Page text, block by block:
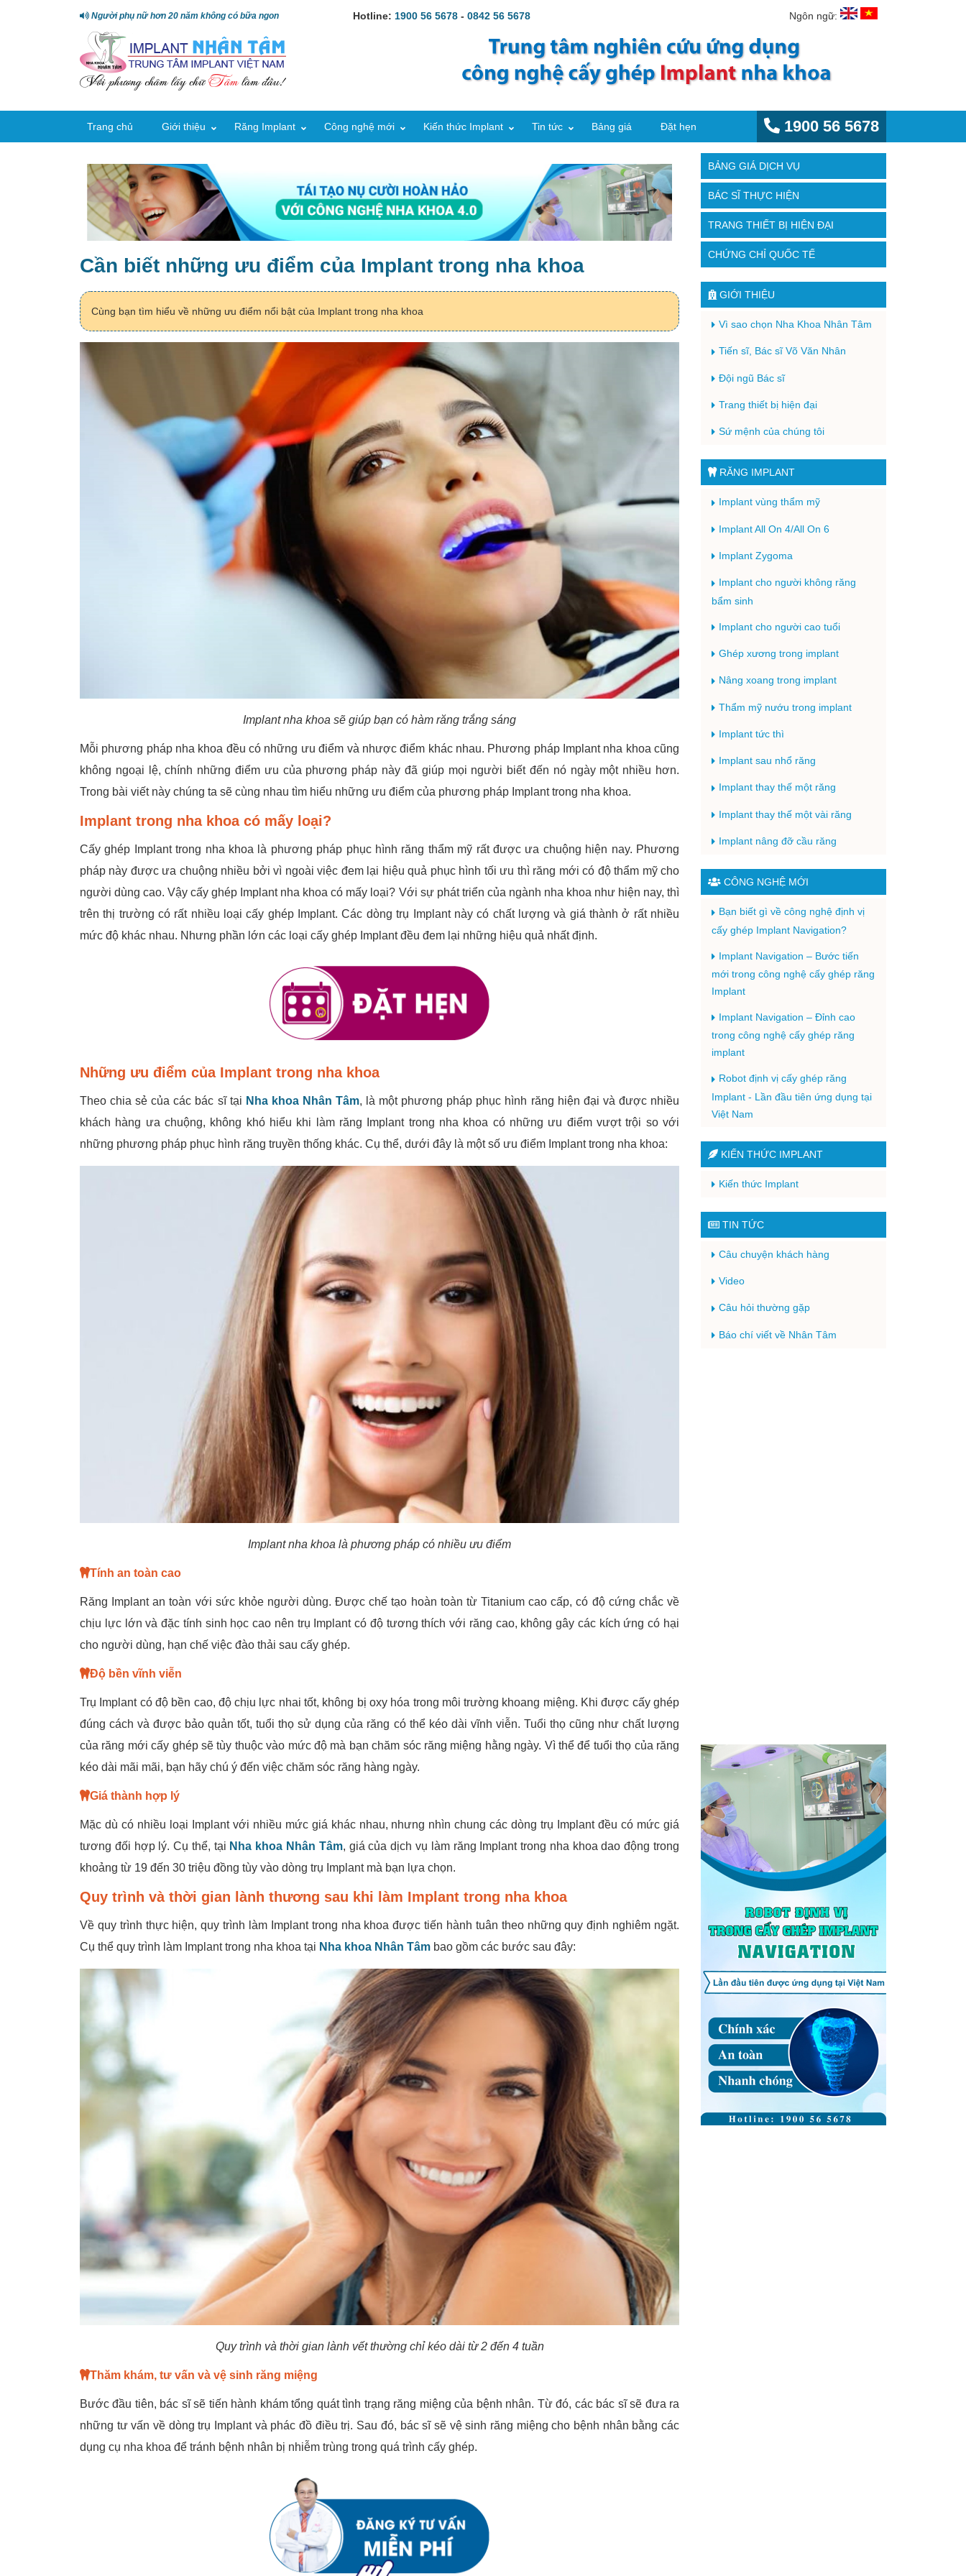
Người phụ nữ hơn 20 năm không có bữa ngon Hotline: 1900 56 5678 -0842 56 5678 Ngôn ngữ:
Trang chủ Giới thiệu Răng Implant Công nghệ mới Kiến thức Implant Tin tức Bảng giá Đặt hẹn 1900 56 5678
Cần biết những ưu điểm của Implant trong nha khoa
Cùng bạn tìm hiểu về những ưu điểm nổi bật của Implant trong nha khoa
Implant nha khoa sẽ giúp bạn có hàm răng trắng sáng
Mỗi phương pháp nha khoa đều có những ưu điểm và nhược điểm khác nhau. Phương pháp Implant nha khoa cũng
không ngoại lệ, chính những điểm ưu của phương pháp này đã giúp mọi người biết đến nó ngày một nhiều hơn.
Trong bài viết này chúng ta sẽ cùng nhau tìm hiểu những ưu điểm của phương pháp Implant trong nha khoa.
Implant trong nha khoa có mấy loại?
Cấy ghép Implant trong nha khoa là phương pháp phục hình răng thẩm mỹ rất được ưa chuộng hiện nay. Phương
pháp này được ưa chuộng nhiều bởi vì ngoài việc đem lại hiệu quả phục hình tối ưu thì răng mới có độ thẩm mỹ cho
người dùng cao. Vậy cấy ghép Implant nha khoa có mấy loại? Với sự phát triển của ngành nha khoa như hiện nay, thì
trên thị trường có rất nhiều loại cấy ghép Implant. Các dòng trụ Implant này có chất lượng và giá thành ở rất nhiều
mức độ khác nhau. Nhưng phần lớn các loại cấy ghép Implant đều đem lại những hiệu quả nhất định.
Những ưu điểm của Implant trong nha khoa
Theo chia sẻ của các bác sĩ tại Nha khoa Nhân Tâm, là một phương pháp phục hình răng hiện đại và được nhiều
khách hàng ưa chuộng, không khó hiểu khi làm răng Implant trong nha khoa có những ưu điểm vượt trội so với
những phương pháp phục hình răng truyền thống khác. Cụ thể, dưới đây là một số ưu điểm Implant trong nha khoa:
Implant nha khoa là phương pháp có nhiều ưu điểm
Tính an toàn cao
Răng Implant an toàn với sức khỏe người dùng. Được chế tạo hoàn toàn từ Titanium cao cấp, có độ cứng chắc về
chịu lực lớn và đặc tính sinh học cao nên trụ Implant có độ tương thích với răng cao, không gây các kích ứng có hại
cho người dùng, hạn chế việc đào thải sau cấy ghép.
Độ bền vĩnh viễn
Trụ Implant có độ bền cao, độ chịu lực nhai tốt, không bị oxy hóa trong môi trường khoang miệng. Khi được cấy ghép
đúng cách và được bảo quản tốt, tuổi thọ sử dụng của răng có thể kéo dài vĩnh viễn. Tuổi thọ cũng như chất lượng
của răng mới cấy ghép sẽ tùy thuộc vào mức độ mà bạn chăm sóc răng miệng hằng ngày. Vì thể để tuổi thọ của răng
kéo dài mãi mãi, bạn hãy chú ý đến việc chăm sóc răng hàng ngày.
Giá thành hợp lý
Mặc dù có nhiều loại Implant với nhiều mức giá khác nhau, nhưng nhìn chung các dòng trụ Implant đều có mức giá
tương đối hợp lý. Cụ thể, tại Nha khoa Nhân Tâm, giá của dịch vụ làm răng Implant trong nha khoa dao động trong
khoảng từ 19 đến 30 triệu đồng tùy vào dòng trụ Implant mà bạn lựa chọn.
Quy trình và thời gian lành thương sau khi làm Implant trong nha khoa
Về quy trình thực hiện, quy trình làm Implant trong nha khoa được tiến hành tuân theo những quy định nghiêm ngặt.
Cụ thể quy trình làm Implant trong nha khoa tại Nha khoa Nhân Tâm bao gồm các bước sau đây:
Quy trình và thời gian lành vết thường chỉ kéo dài từ 2 đến 4 tuần
Thăm khám, tư vấn và vệ sinh răng miệng
Bước đầu tiên, bác sĩ sẽ tiến hành khám tổng quát tình trạng răng miệng của bệnh nhân. Từ đó, các bác sĩ sẽ đưa ra
những tư vấn về dòng trụ Implant và phác đồ điều trị. Sau đó, bác sĩ sẽ vệ sinh răng miệng cho bệnh nhân bằng các
dụng cụ nha khoa để tránh bệnh nhân bị nhiễm trùng trong quá trình cấy ghép.
BẢNG GIÁ DỊCH VỤ
BÁC SĨ THỰC HIỆN
TRANG THIẾT BỊ HIỆN ĐẠI
CHỨNG CHỈ QUỐC TẾ
GIỚI THIỆU
Vì sao chọn Nha Khoa Nhân Tâm
Tiến sĩ, Bác sĩ Võ Văn Nhân
Đội ngũ Bác sĩ
Trang thiết bị hiện đại
Sứ mệnh của chúng tôi
RĂNG IMPLANT
Implant vùng thẩm mỹ
Implant All On 4/All On 6
Implant Zygoma
Implant cho người không răng
bẩm sinh
Implant cho người cao tuổi
Ghép xương trong implant
Nâng xoang trong implant
Thẩm mỹ nướu trong implant
Implant tức thì
Implant sau nhổ răng
Implant thay thế một răng
Implant thay thế một vài răng
Implant nâng đỡ cầu răng
CÔNG NGHỆ MỚI
Bạn biết gì về công nghệ định vị
cấy ghép Implant Navigation?
Implant Navigation – Bước tiến
mới trong công nghệ cấy ghép răng
Implant
Implant Navigation – Đỉnh cao
trong công nghệ cấy ghép răng
implant
Robot định vị cấy ghép răng
Implant - Lần đầu tiên ứng dụng tại
Việt Nam
KIẾN THỨC IMPLANT
Kiến thức Implant
TIN TỨC
Câu chuyện khách hàng
Video
Câu hỏi thường gặp
Báo chí viết về Nhân Tâm